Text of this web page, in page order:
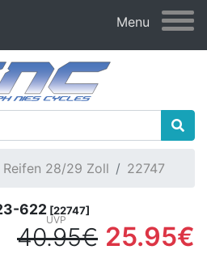
Menu
Reifen 28/29 Zoll 22747
622 [22747]
40.95€ 25.95€